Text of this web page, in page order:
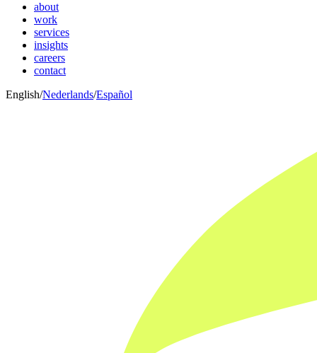
about
work
services
insights
careers
contact
English/Nederlands/Español